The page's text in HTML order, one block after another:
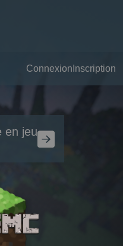
Connexion Inscription
en jeu